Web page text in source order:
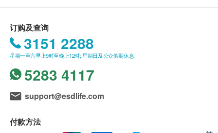
肝功能
谷草转氨酶
谷丙转氨酶
丙种谷氨转移酵素
总胆红素
直接胆红素
碱性磷酸酶
肾功能
HK$850.0
肺部X光升级至低剂量肺部电脑扫描
利用X光穿透人体，再经电脑处理，得出清晰的器官或组织的
HK$1,600.0
幽门螺旋菌吹气测试
幽门螺旋菌可引致多种胃病，如胃痛、胃气、胃炎、胃酸倒
流。幽门螺旋菌吹气测试即能知道有否受幽门螺旋杆菌感染。
HK$1,000.0
易必须经医生评估是否适合进行疫苗注射。 如医生认
为不适合注射疫苗,将取消此计划的服务,全数费用退
回。
报告
进行健康检查后，一般情况下，需大概7个工作天跟
进检查报告，工作天不包括星期六、日及公众假期
(指定性传染病检查计划的报告时间，请参考其产品页
订购及查询
3151 2288
星期一至六早上9时至晚上12时; 星期日及公众假期休息
5283 4117
support@esdlife.com
付款方法